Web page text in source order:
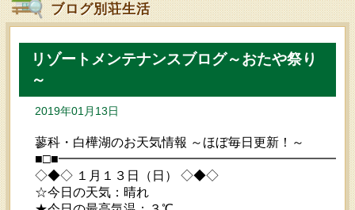
ブログ別荘生活
リゾートメンテナンスブログ～おたや祭り
～
2019年01月13日
蓼科・白樺湖のお天気情報 ～ほぼ毎日更新！～
◇◆◇ １月１３日（日） ◇◆◇
☆今日の天気：晴れ